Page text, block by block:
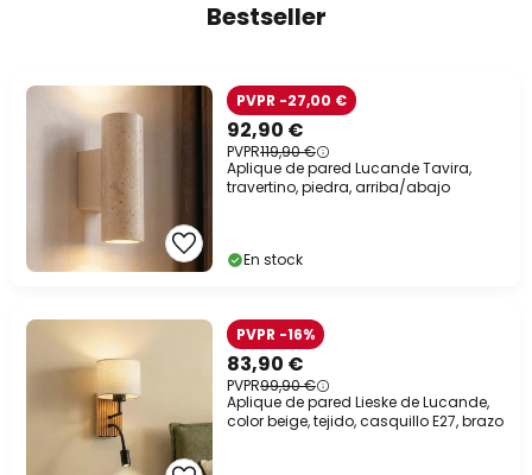
Bestseller
92,90 €
PVPR119,90 €
PVPR -27,00 €
Aplique de pared Lucande Tavira,
travertino, piedra, arriba/abajo
En stock
83,90 €
PVPR99,90 €
PVPR -16%
Aplique de pared Lieske de Lucande,
color beige, tejido, casquillo E27, brazo